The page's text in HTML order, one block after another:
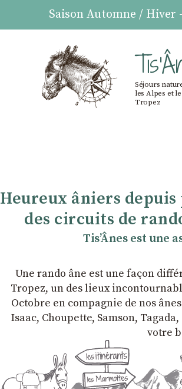
Saison Automne / Hiver
Séjours
les Alpes et
Tropez
Heureux âniers depuis
des circuits de
TisʼÂnes est une
Une rando âne est une façon
Tropez, un des lieux
Octobre en compagnie de nos
Isaac, Choupette, Samson,
votre